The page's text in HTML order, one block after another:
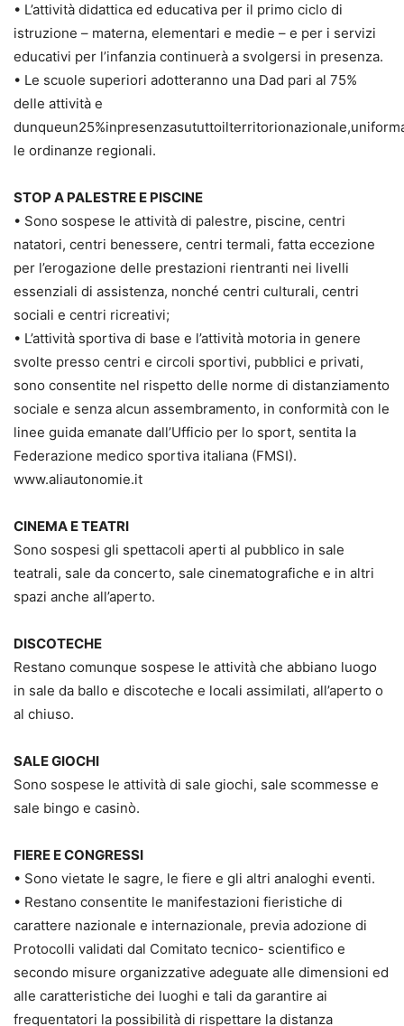
• L’attività didattica ed educativa per il primo ciclo di
istruzione – materna, elementari e medie – e per i servizi
educativi per l’infanzia continuerà a svolgersi in presenza.
• Le scuole superiori adotteranno una Dad pari al 75%
delle attività e
le ordinanze regionali.
STOP A PALESTRE E PISCINE
• Sono sospese le attività di palestre, piscine, centri
natatori, centri benessere, centri termali, fatta eccezione
per l’erogazione delle prestazioni rientranti nei livelli
essenziali di assistenza, nonché centri culturali, centri
sociali e centri ricreativi;
• L’attività sportiva di base e l’attività motoria in genere
svolte presso centri e circoli sportivi, pubblici e privati,
sono consentite nel rispetto delle norme di distanziamento
sociale e senza alcun assembramento, in conformità con le
linee guida emanate dall’Ufficio per lo sport, sentita la
Federazione medico sportiva italiana (FMSI).
www.aliautonomie.it
CINEMA E TEATRI
Sono sospesi gli spettacoli aperti al pubblico in sale
teatrali, sale da concerto, sale cinematografiche e in altri
spazi anche all’aperto.
DISCOTECHE
Restano comunque sospese le attività che abbiano luogo
in sale da ballo e discoteche e locali assimilati, all’aperto o
al chiuso.
SALE GIOCHI
Sono sospese le attività di sale giochi, sale scommesse e
sale bingo e casinò.
FIERE E CONGRESSI
• Sono vietate le sagre, le fiere e gli altri analoghi eventi.
• Restano consentite le manifestazioni fieristiche di
carattere nazionale e internazionale, previa adozione di
Protocolli validati dal Comitato tecnico- scientifico e
secondo misure organizzative adeguate alle dimensioni ed
alle caratteristiche dei luoghi e tali da garantire ai
frequentatori la possibilità di rispettare la distanza